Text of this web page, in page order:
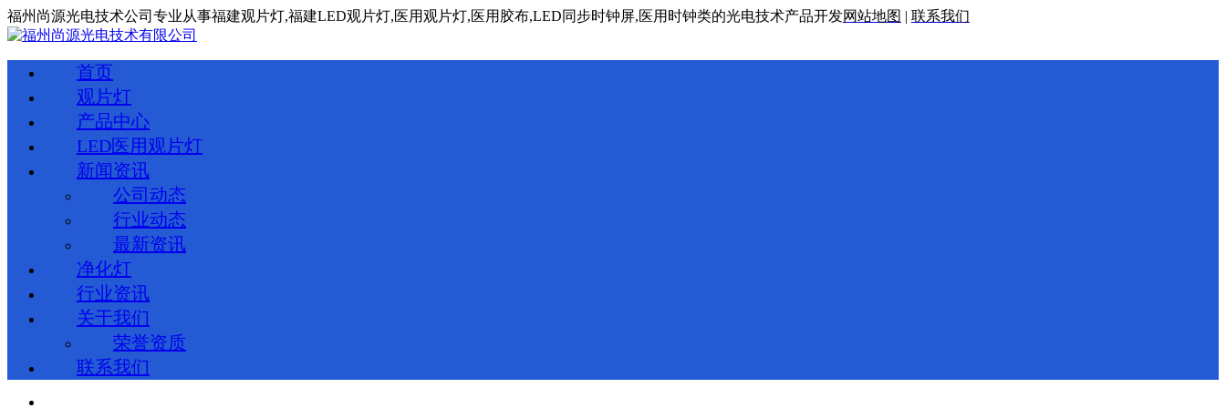
福州尚源光电技术公司专业从事福建观片灯,福建LED观片灯,医用观片灯,医用胶布,LED同步时钟屏,医用时钟类的光电技术产品开发网站地图 | 联系我们
首页
观片灯
产品中心
LED医用观片灯
新闻资讯
公司动态
行业动态
最新资讯
净化灯
行业资讯
关于我们
荣誉资质
联系我们